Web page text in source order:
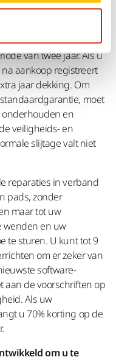
Plan?
voor gebreken in
van twee jaar. Als u
aankoop registreert
jaar dekking. Om
moet
en
veiligheids- en
slijtage valt niet
reparaties in verband
pads, zonder
maar tot uw
wenden en uw
te sturen. U kunt tot 9
om er zeker van
software-
aan de voorschriften op
Als uw
u 70% korting op de
om u te